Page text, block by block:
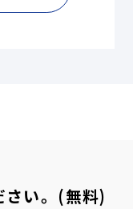
さい。(無料)